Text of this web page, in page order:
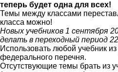
теперь будет одна для всех!
Темы между классами
класса можно!
Новых учебников 1 сентября
делать в переходный период
Использовать любой учебник
федерального перечня.
Отсутствующие темы брать из